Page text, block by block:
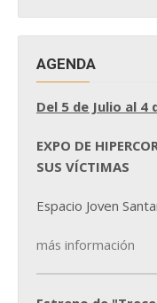
AGENDA
Del 5 de Julio al 4
EXPO DE
SUS VÍCTIMAS
Espacio Joven
más información